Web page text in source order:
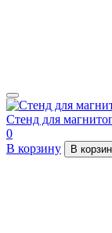
Стенд для
0
В корзину
В